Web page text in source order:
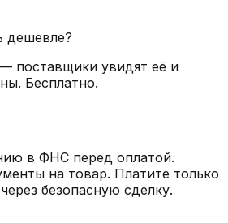
дешевле?
поставщики увидят её и
Бесплатно.
в ФНС перед оплатой.
на товар. Платите только
безопасную сделку.